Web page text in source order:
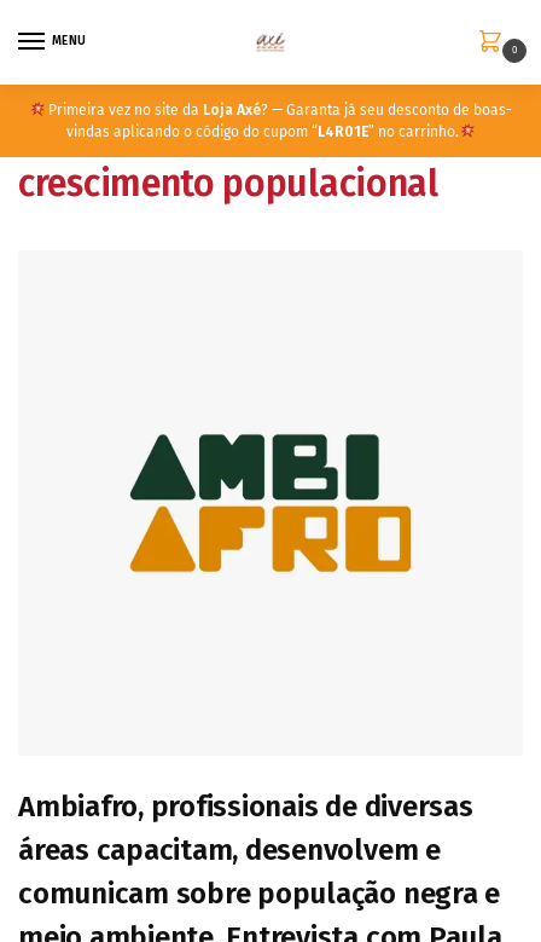
MENU
0
Primeira vez no site da Loja Axé? — Garanta já seu desconto de boas-
vindas aplicando o código do cupom “ L4R01E” no carrinho.
crescimento populacional
Ambiafro, profissionais de diversas
áreas capacitam, desenvolvem e
comunicam sobre população negra e